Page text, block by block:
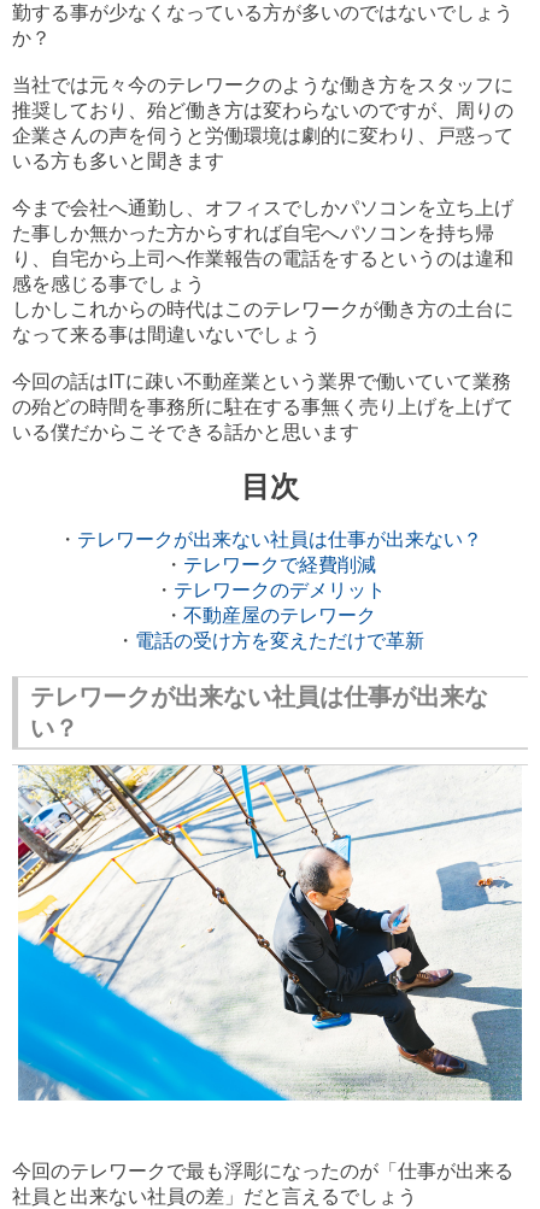
勤する事が少なくなっている方が多いのではないでしょう
か？
当社では元々今のテレワークのような働き方をスタッフに
推奨しており、殆ど働き方は変わらないのですが、周りの
企業さんの声を伺うと労働環境は劇的に変わり、戸惑って
いる方も多いと聞きます
今まで会社へ通勤し、オフィスでしかパソコンを立ち上げ
た事しか無かった方からすれば自宅へパソコンを持ち帰
り、自宅から上司へ作業報告の電話をするというのは違和
感を感じる事でしょう
しかしこれからの時代はこのテレワークが働き方の土台に
なって来る事は間違いないでしょう
今回の話はITに疎い不動産業という業界で働いていて業務
の殆どの時間を事務所に駐在する事無く売り上げを上げて
いる僕だからこそできる話かと思います
目次
・ テレワークが出来ない社員は仕事が出来ない？
・ テレワークで経費削減
・ テレワークのデメリット
・ 不動産屋のテレワーク
・ 電話の受け方を変えただけで革新
テレワークが出来ない社員は仕事が出来な
い？
今回のテレワークで最も浮彫になったのが「仕事が出来る
社員と出来ない社員の差」だと言えるでしょう